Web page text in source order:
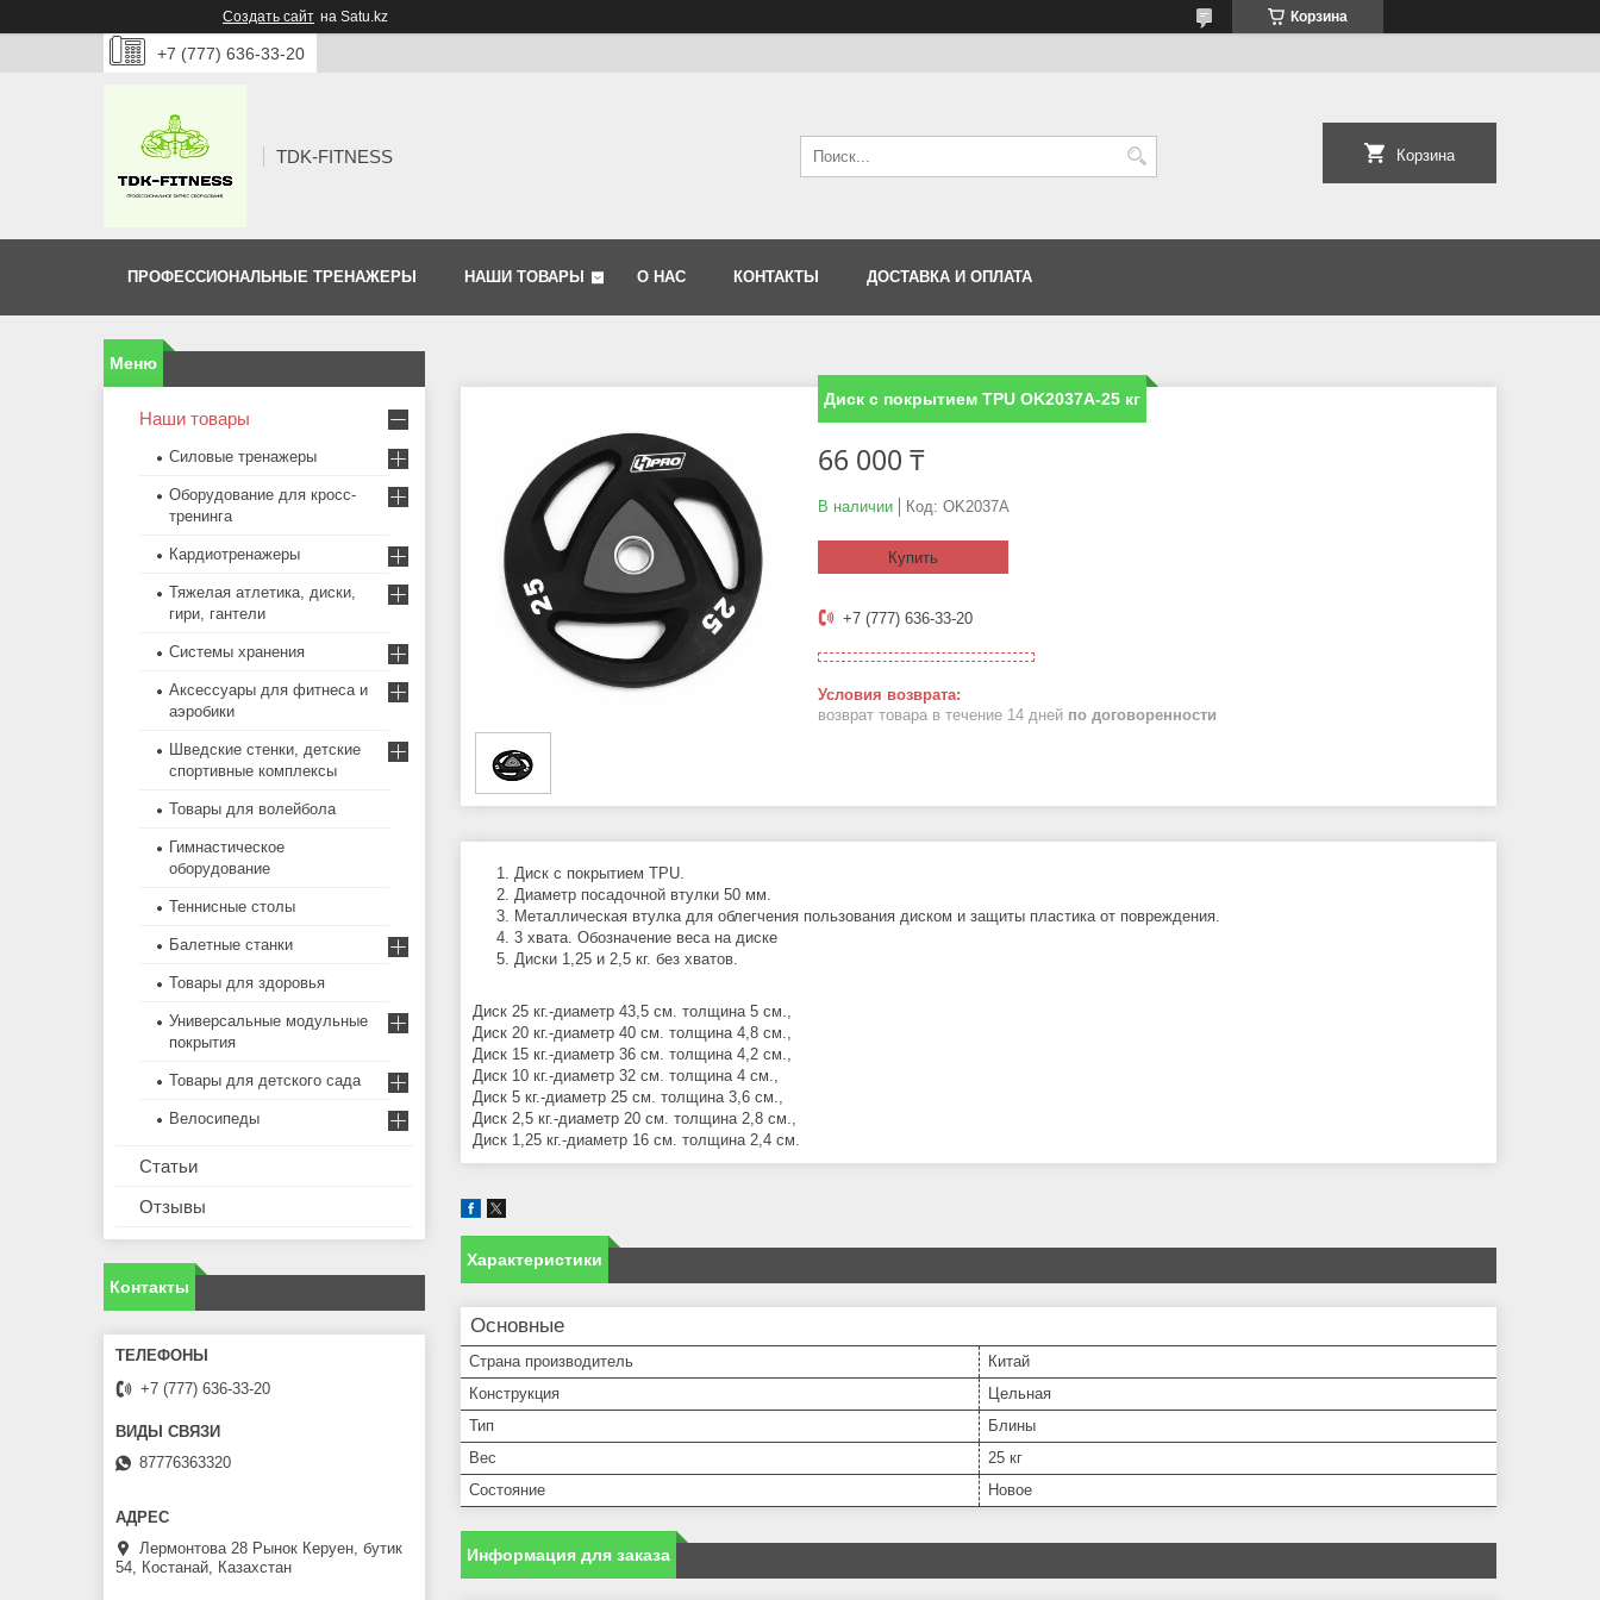
Создать сайт на Satu.kz Корзина
+7 (777) 636-33-20
TDK-FITNESS Корзина
ПРОФЕССИОНАЛЬНЫЕ ТРЕНАЖЕРЫ НАШИ ТОВАРЫ О НАС КОНТАКТЫ ДОСТАВКА И ОПЛАТА
Диск с покрытием TPU OK2037A-25 кг
66 000 ₸
В наличии Код: OK2037A
Купить
+7 (777) 636-33-20
возврат товара в течение 14 дней по договоренности
Диск с покрытием TPU.
Диаметр посадочной втулки 50 мм.
Металлическая втулка для облегчения пользования диском и защиты пластика от повреждения.
3 хвата. Обозначение веса на диске
Диски 1,25 и 2,5 кг. без хватов.
Диск 25 кг.-диаметр 43,5 см. толщина 5 см.,
Диск 20 кг.-диаметр 40 см. толщина 4,8 см.,
Диск 15 кг.-диаметр 36 см. толщина 4,2 см.,
Диск 10 кг.-диаметр 32 см. толщина 4 см.,
Диск 5 кг.-диаметр 25 см. толщина 3,6 см.,
Диск 2,5 кг.-диаметр 20 см. толщина 2,8 см.,
Диск 1,25 кг.-диаметр 16 см. толщина 2,4 см.
Характеристики
Основные
Страна производитель
Китай
Конструкция
Цельная
Тип
Блины
Вес
25 кг
Состояние
Новое
Информация для заказа
Наши товары
Силовые тренажеры
Оборудование для кросс-
тренинга
Кардиотренажеры
Тяжелая атлетика, диски,
гири, гантели
Системы хранения
Аксессуары для фитнеса и
аэробики
Шведские стенки, детские
спортивные комплексы
Товары для волейбола
Гимнастическое
оборудование
Теннисные столы
Балетные станки
Товары для здоровья
Универсальные модульные
покрытия
Товары для детского сада
Велосипеды
Статьи
Отзывы
Контакты
+7 (777) 636-33-20
87776363320
Лермонтова 28 Рынок Керуен, бутик
54, Костанай, Казахстан